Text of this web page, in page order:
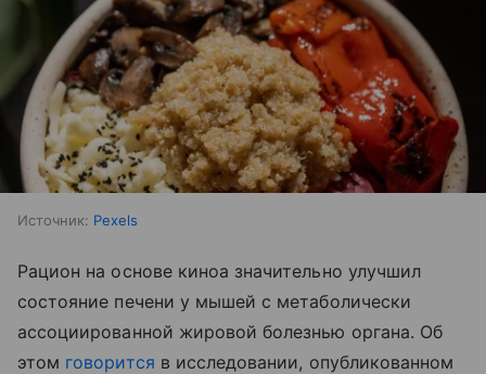
Источник: Pexels
Рацион на основе киноа значительно улучшил
состояние печени у мышей с метаболически
ассоциированной жировой болезнью органа. Об
этом говорится в исследовании, опубликованном